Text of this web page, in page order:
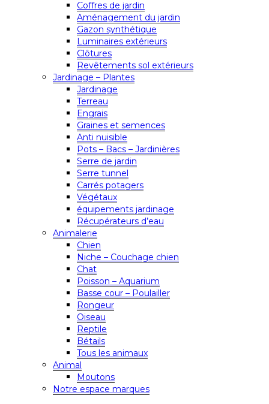
Coffres de jardin
Aménagement du jardin
Gazon synthétique
Luminaires extérieurs
Clôtures
Revêtements sol extérieurs
Jardinage – Plantes
Jardinage
Terreau
Engrais
Graines et semences
Anti nuisible
Pots – Bacs – Jardinières
Serre de jardin
Serre tunnel
Carrés potagers
Végétaux
équipements jardinage
Récupérateurs d’eau
Animalerie
Chien
Niche – Couchage chien
Chat
Poisson – Aquarium
Basse cour – Poulailler
Rongeur
Oiseau
Reptile
Bétails
Tous les animaux
Animal
Moutons
Notre espace marques